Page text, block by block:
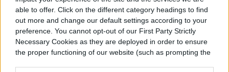
able to offer. Click on the different category headings to find
out more and change our default settings according to your
preference. You cannot opt-out of our First Party Strictly
Necessary Cookies as they are deployed in order to ensure
the proper functioning of our website (such as prompting the
Cómo activar la
traducción al español en
apps de telesalud en EE.